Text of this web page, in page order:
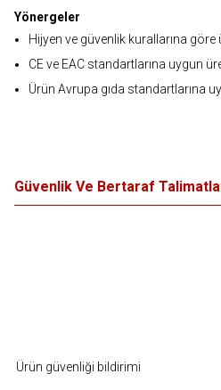
Yönergeler
Hijyen ve güvenlik kurallarına
CE ve EAC standartlarına uygun
Ürün Avrupa gıda standartlarına
Güvenlik Ve Bertaraf
Ürün güvenliği bildirimi